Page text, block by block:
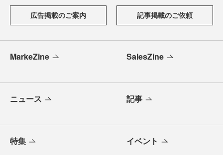
広告掲載のご案内 記事掲載のご依頼
MarkeZine SalesZine
ニュース 記事
特集 イベント